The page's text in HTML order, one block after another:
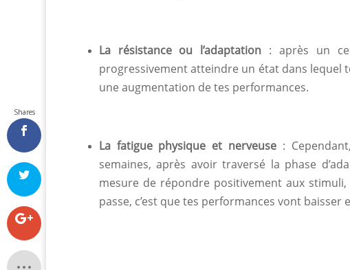
La résistance ou l’adaptation : après un
progressivement atteindre un état dans lequel
une augmentation de tes performances.
La fatigue physique et nerveuse :
semaines, après avoir traversé la phase
mesure de répondre positivement aux
passe, c’est que tes performances vont
Shares